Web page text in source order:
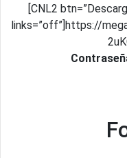
[CNL2
links=”off”]https://